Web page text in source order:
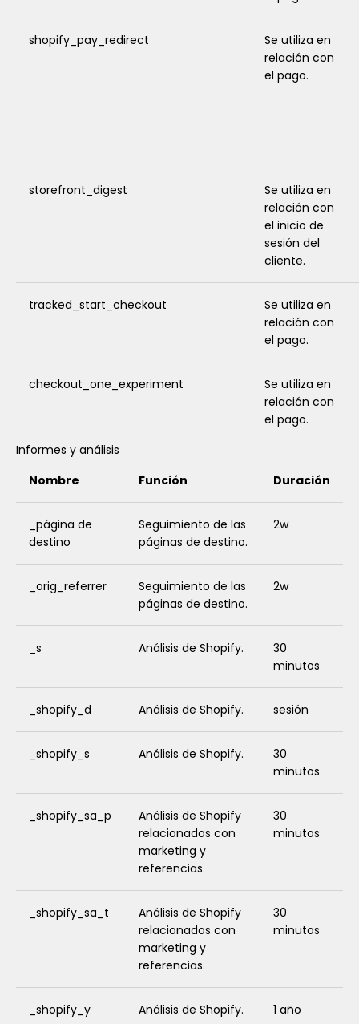
shopify_pay_redirect
Se utiliza en
relación con
el pago.
storefront_digest
Se utiliza en
relación con
el inicio de
sesión del
cliente.
tracked_start_checkout
Se utiliza en
relación con
el pago.
checkout_one_experiment
Se utiliza en
relación con
el pago.
Informes y análisis
Nombre
Función Duración
_página de
destino
Seguimiento de las
páginas de destino.
2w
_orig_referrer
Seguimiento de las
páginas de destino.
2w
_s Análisis de Shopify.
30
minutos
_shopify_d Análisis de Shopify. sesión
_shopify_s Análisis de Shopify.
30
minutos
_shopify_sa_p
Análisis de Shopify
relacionados con
marketing y
referencias.
30
minutos
_shopify_sa_t
Análisis de Shopify
relacionados con
marketing y
referencias.
30
minutos
_shopify_y Análisis de Shopify. 1 año